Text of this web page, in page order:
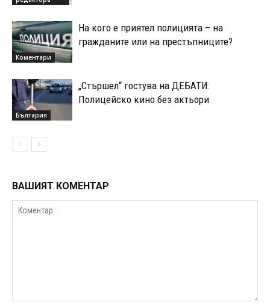
Коментари
На кого е приятел полицията – на
гражданите или на престъпниците?
България
„Стършел“ гостува на ДЕБАТИ:
Полицейско кино без актьори
ВАШИЯТ КОМЕНТАР